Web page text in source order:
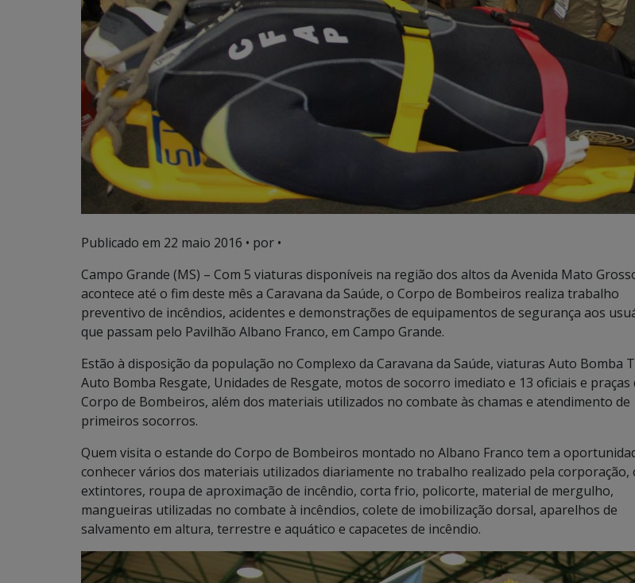
Publicado em 22 maio 2016 • por •
Campo Grande (MS) – Com 5 viaturas disponíveis na região dos altos da Avenida Mato
acontece até o fim deste mês a Caravana da Saúde, o Corpo de Bombeiros realiza trabalho
preventivo de incêndios, acidentes e demonstrações de equipamentos de segurança aos
que passam pelo Pavilhão Albano Franco, em Campo Grande.
Estão à disposição da população no Complexo da Caravana da Saúde, viaturas Auto Bomba
Auto Bomba Resgate, Unidades de Resgate, motos de socorro imediato e 13 oficiais e praças
Corpo de Bombeiros, além dos materiais utilizados no combate às chamas e atendimento de
primeiros socorros.
Quem visita o estande do Corpo de Bombeiros montado no Albano Franco tem a
conhecer vários dos materiais utilizados diariamente no trabalho realizado pela corporação,
extintores, roupa de aproximação de incêndio, corta frio, policorte, material de mergulho,
mangueiras utilizadas no combate à incêndios, colete de imobilização dorsal, aparelhos de
salvamento em altura, terrestre e aquático e capacetes de incêndio.